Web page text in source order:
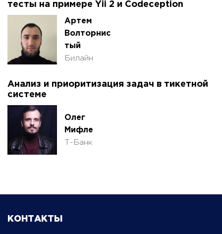
тесты на примере Yii 2 и Codeception
Артем
Волторнис
тый
Билайн
Анализ и приоритизация задач в тикетной
системе
Олег
Мифле
Т-Банк
КОНТАКТЫ